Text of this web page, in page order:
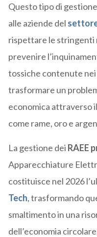
Questo tipo di
alle aziende del
rispettare le stringenti
prevenire
tossiche contenute
trasformare un
economica attraverso
come rame, oro e
La gestione dei RAEE
Apparecchiature
costituisce nel 2026
Tech, trasformando
smaltimento in una
dell’economia